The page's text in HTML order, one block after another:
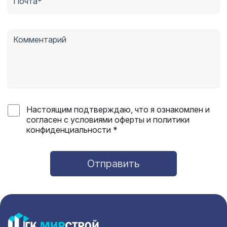
Настоящим подтверждаю, что я ознакомлен и
согласен с условиями оферты и политики
конфиденциальности *
Отправить